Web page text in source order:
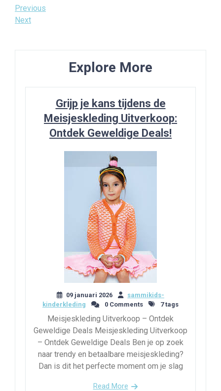
Bericht
navigatie
Previous
Post
Previous
Next
Next
Explore More
Grijp je kans tijdens de
Meisjeskleding Uitverkoop:
Ontdek Geweldige Deals!
09 januari 2026
sammikids-
kinderkleding
0 Comments 7 tags
Meisjeskleding Uitverkoop – Ontdek
Geweldige Deals Meisjeskleding Uitverkoop
– Ontdek Geweldige Deals Ben je op zoek
naar trendy en betaalbare meisjeskleding?
Dan is dit het perfecte moment om je slag
Read More